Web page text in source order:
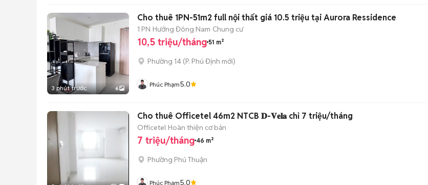
3 phút trước 6
Cho thuê 1PN-51m2 full nội thất giá 10.5 triệu tại Aurora Ressidence
1 PN Hướng Đông Nam Chung cư
10,5 triệu/tháng 51 m²
Phường 14 (P. Phú Định mới)
Phúc Phạm5.0
Cho thuê Officetel 46m2 NTCB 𝐃-𝐕𝐞𝐥𝐚 chỉ 7 triệu/tháng
Officetel Hoàn thiện cơ bản
7 triệu/tháng 46 m²
Phường Phú Thuận
Phúc Phạm5.0